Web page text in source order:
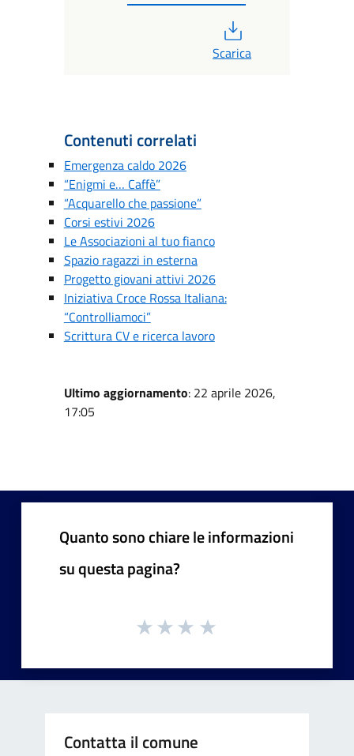
Scarica
Contenuti correlati
Emergenza caldo 2026
“Enigmi e… Caffè”
“Acquarello che passione”
Corsi estivi 2026
Le Associazioni al tuo fianco
Spazio ragazzi in esterna
Progetto giovani attivi 2026
Iniziativa Croce Rossa Italiana:
“Controlliamoci”
Scrittura CV e ricerca lavoro
Ultimo aggiornamento: 22 aprile 2026,
17:05
Quanto sono chiare le informazioni
su questa pagina?
Contatta il comune